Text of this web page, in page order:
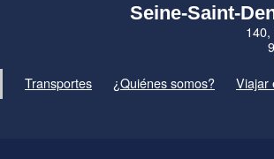
Seine-Saint-
Transportes
¿Quiénes somos? Viajar